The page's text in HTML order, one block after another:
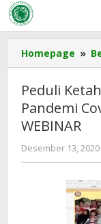
Lewati
ke
konten
Homepage »
Peduli
Pandemi
WEBINAR
Desember 13, 2020